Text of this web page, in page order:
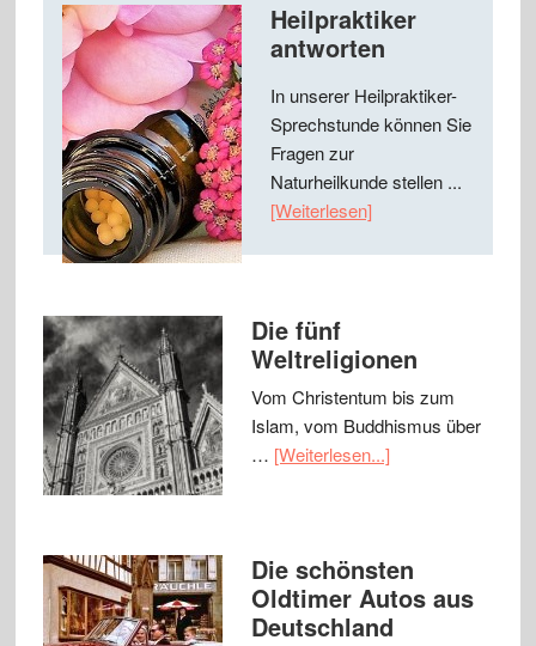
Heilpraktiker
antworten
In unserer Heilpraktiker-
Sprechstunde können Sie
Fragen zur
Naturheilkunde stellen ...
[Weiterlesen]
Die fünf
Weltreligionen
Vom Christentum bis zum
Islam, vom Buddhismus über
… [Weiterlesen...]
Die schönsten
Oldtimer Autos aus
Deutschland